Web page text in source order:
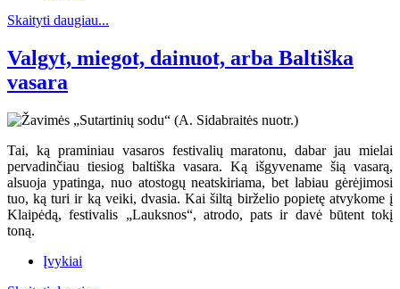
Skaityti daugiau...
Valgyt, miegot, dainuot, arba Baltiška
vasara
Tai, ką praminiau vasaros festivalių maratonu, dabar jau mielai
pervadinčiau tiesiog baltiška vasara. Ką išgyvename šią vasarą,
alsuoja ypatinga, nuo atostogų neatskiriama, bet labiau gėrėjimosi
tuo, ką turi ir ką veiki, dvasia. Kai šiltą birželio popietę atvykome į
Klaipėdą, festivalis „Lauksnos“, atrodo, pats ir davė būtent tokį
toną.
Įvykiai